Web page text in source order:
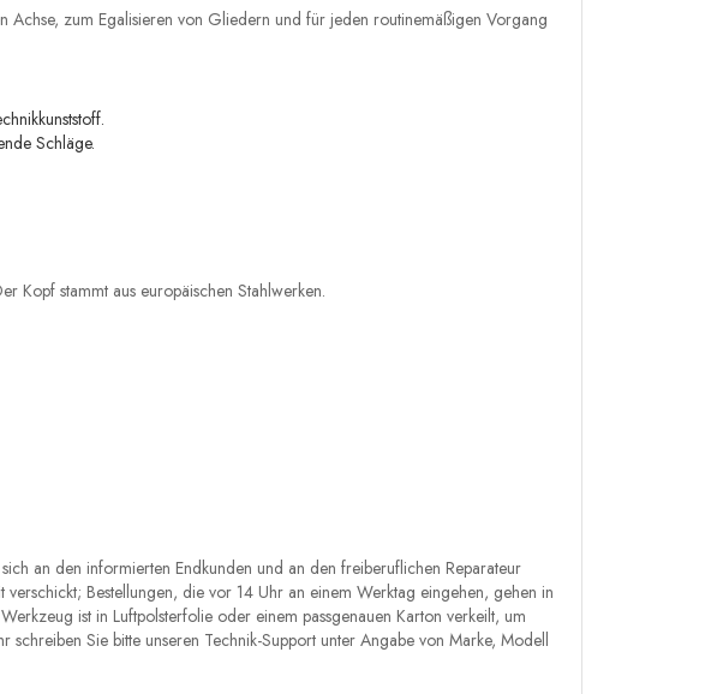
Achse, zum Egalisieren von Gliedern und für jeden routinemäßigen Vorgang
Schläge.
Kopf stammt aus europäischen Stahlwerken.
an den informierten Endkunden und an den freiberuflichen Reparateur
Bestellungen, die vor 14 Uhr an einem Werktag eingehen, gehen in
ist in Luftpolsterfolie oder einem passgenauen Karton verkeilt, um
Sie bitte unseren Technik-Support unter Angabe von Marke, Modell